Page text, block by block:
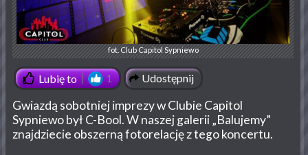
fot. Club Capitol Sypniewo
Lubię to 1 Udostępnij
Gwiazdą sobotniej imprezy w Clubie Capitol
Sypniewo był C-Bool. W naszej galerii „Balujemy”
znajdziecie obszerną fotorelację z tego koncertu.